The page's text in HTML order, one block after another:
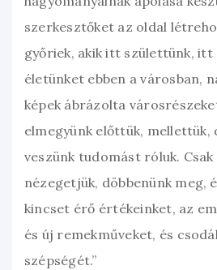
szerkesztőket az oldal
győriek, akik itt születtünk, itt
életünket ebben a városban,
képek ábrázolta
elmegyünk előttük, mellettük,
veszünk tudomást róluk.
nézegetjük, döbbenünk meg,
kincset érő értékeinket, az
és új remekműveket, és
szépségét.”